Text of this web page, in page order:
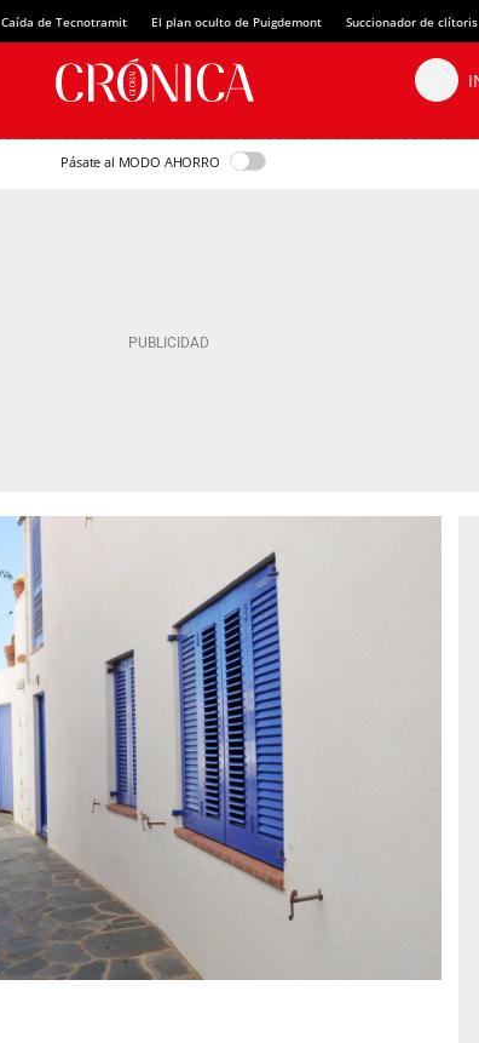
Caída de Tecnotramit El plan oculto de Puigdemont Succionador de clítoris
Pásate al MODO AHORRO